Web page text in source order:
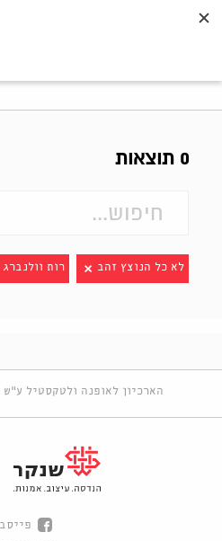
0 תוצאות
לא כל הנוצץ זהב רות וולנברג
הארכיון לאופנה ולטקסטיל